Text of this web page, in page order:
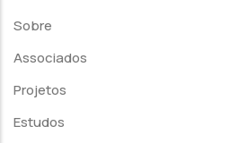
Sobre
Associados
Projetos
Estudos